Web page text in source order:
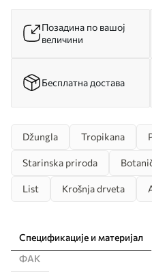
Позадина по вашој
величини
Бесплатна достава
Džungla Tropikana
Starinska priroda
List Krošnja drveta
Спецификације и материјал
ФАК